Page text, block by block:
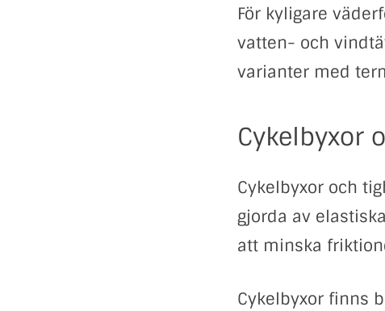
För kyligare
vatten- och
varianter med
Cykelbyxor
Cykelbyxor och
gjorda av
att minska
Cykelbyxor finns